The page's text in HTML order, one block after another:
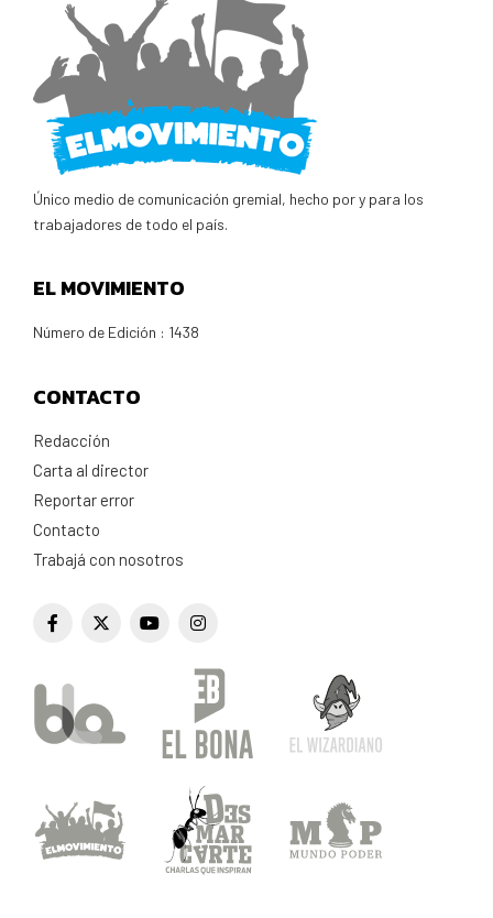
Único medio de comunicación gremial, hecho por y para los
trabajadores de todo el país.
EL MOVIMIENTO
Número de Edición : 1438
CONTACTO
Redacción
Carta al director
Reportar error
Contacto
Trabajá con nosotros